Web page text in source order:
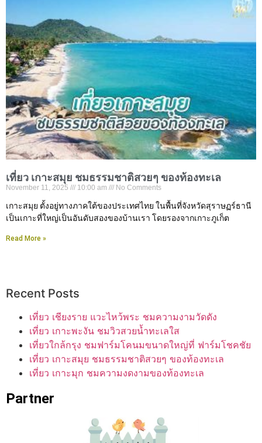
เที่ยว เกาะสมุย ชมธรรมชาติสวยๆ ของท้องทะเล
November 11, 2025 10:00 am No Comments
เกาะสมุย ตั้งอยู่ทางภาคใต้ของประเทศไทย ในพื้นที่จังหวัดสุราษฏร์ธานี
เป็นเกาะที่ใหญ่เป็นอันดับสองของบ้านเรา โดยรองจากเกาะภูเก็ต
Read More »
Recent Posts
เที่ยว เชียงราย แวะไหว้พระ ชมความงามวัดดัง
เที่ยว เกาะพะงัน ชมวิวสวยน้ำทะเลใส
เที่ยวใกล้กรุง ชมฟาร์มโคนมขนาดใหญ่ที่ ฟาร์มโชคชัย
เที่ยว เกาะสมุย ชมธรรมชาติสวยๆ ของท้องทะเล
เที่ยว เกาะมุก ชมความงดงามของท้องทะเล
Partner